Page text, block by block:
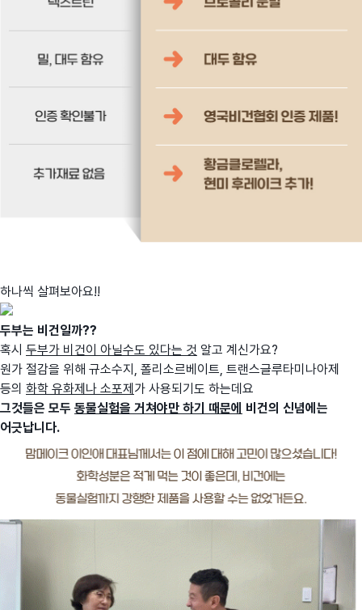
하나씩 살펴보아요!!
두부는 비건일까??
혹시 두부가 비건이 아닐수도 있다는 것 알고 계신가요?
원가 절감을 위해 규소수지, 폴리소르베이트, 트랜스글루타미나아제
등의 화학 유화제나 소포제 가 사용되기도 하는데요
그것들은 모두 동물실험을 거쳐야만 하기 때문에 비건의 신념에는
어긋납니다.